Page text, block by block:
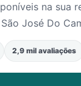
na
São José Do
2,9 mil avaliações